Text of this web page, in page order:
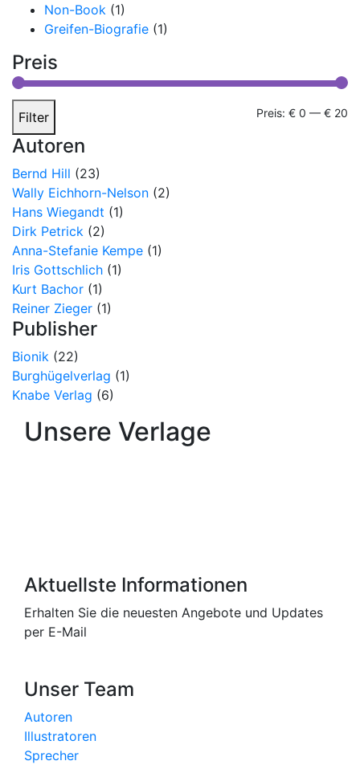
Non-Book (1)
Greifen-Biografie (1)
Preis
Filter Preis: € 0 — € 20
Autoren
Bernd Hill (23)
Wally Eichhorn-Nelson (2)
Hans Wiegandt (1)
Dirk Petrick (2)
Anna-Stefanie Kempe (1)
Iris Gottschlich (1)
Kurt Bachor (1)
Reiner Zieger (1)
Publisher
Bionik (22)
Burghügelverlag (1)
Knabe Verlag (6)
Unsere Verlage
Aktuellste Informationen
Erhalten Sie die neuesten Angebote und Updates
per E-Mail
Unser Team
Autoren
Illustratoren
Sprecher